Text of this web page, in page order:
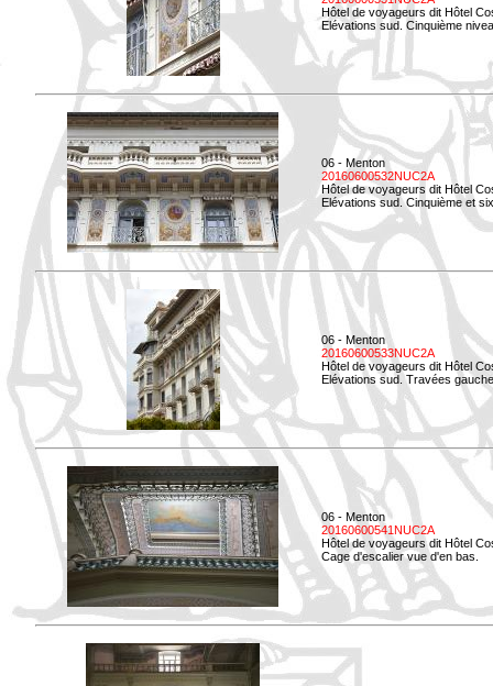
Hôtel de voyageurs dit Hôtel
Elévations sud. Cinquième
06 - Menton
20160600532NUC2A
Hôtel de voyageurs dit Hôtel
Elévations sud. Cinquième et
06 - Menton
20160600533NUC2A
Hôtel de voyageurs dit Hôtel
Elévations sud. Travées
06 - Menton
20160600541NUC2A
Hôtel de voyageurs dit Hôtel
Cage d'escalier vue d'en bas.